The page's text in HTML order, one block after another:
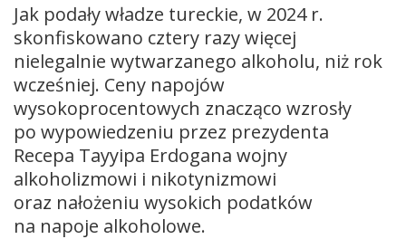
Jak podały władze tureckie, w 2024 r.
skonfiskowano cztery razy więcej
nielegalnie wytwarzanego alkoholu, niż rok
wcześniej. Ceny napojów
wysokoprocentowych znacząco wzrosły
po wypowiedzeniu przez prezydenta
Recepa Tayyipa Erdogana wojny
alkoholizmowi i nikotynizmowi
oraz nałożeniu wysokich podatków
na napoje alkoholowe.